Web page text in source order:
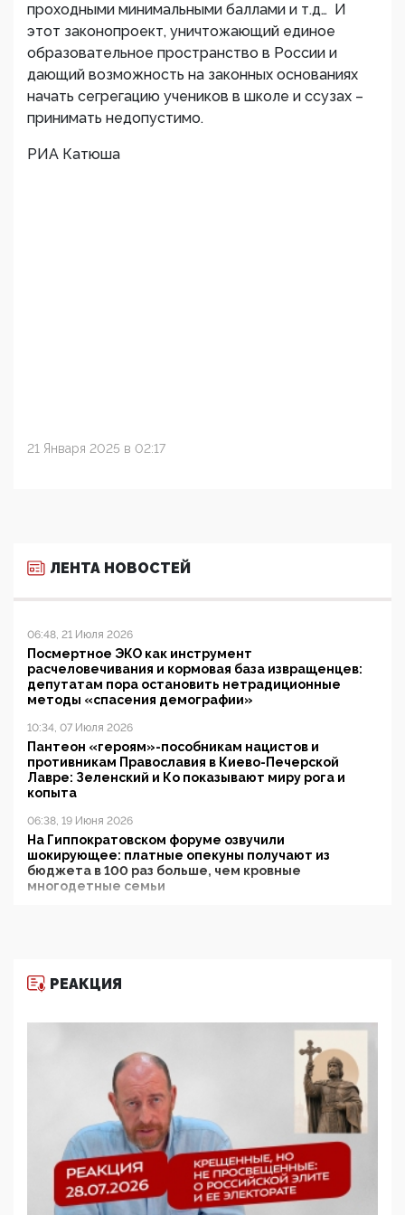
проходными минимальными баллами и т.д… И
этот законопроект, уничтожающий единое
образовательное пространство в России и
дающий возможность на законных основаниях
начать сегрегацию учеников в школе и ссузах –
принимать недопустимо.
РИА Катюша
21 Января 2025 в 02:17
ЛЕНТА НОВОСТЕЙ
06:48, 21 Июля 2026
Посмертное ЭКО как инструмент
расчеловечивания и кормовая база извращенцев:
депутатам пора остановить нетрадиционные
методы «спасения демографии»
10:34, 07 Июля 2026
Пантеон «героям»-пособникам нацистов и
противникам Православия в Киево-Печерской
Лавре: Зеленский и Ко показывают миру рога и
копыта
06:38, 19 Июня 2026
На Гиппократовском форуме озвучили
шокирующее: платные опекуны получают из
бюджета в 100 раз больше, чем кровные
многодетные семьи
11:53, 09 Июня 2026
деятельность ИИТО ЮНЕСКО в России, но
цифроглобалисты продолжают определять
повестку в образовании
09:43, 01 Июня 2026
5G за счет здоровья граждан: Минцифры намерено
отобрать у регионов и муниципалитетов право
защищать жилые дома и социальные объекты от
05:58, 26 Мая 2026
Роскомнадзор освободили от борца с
РЕАКЦИЯ